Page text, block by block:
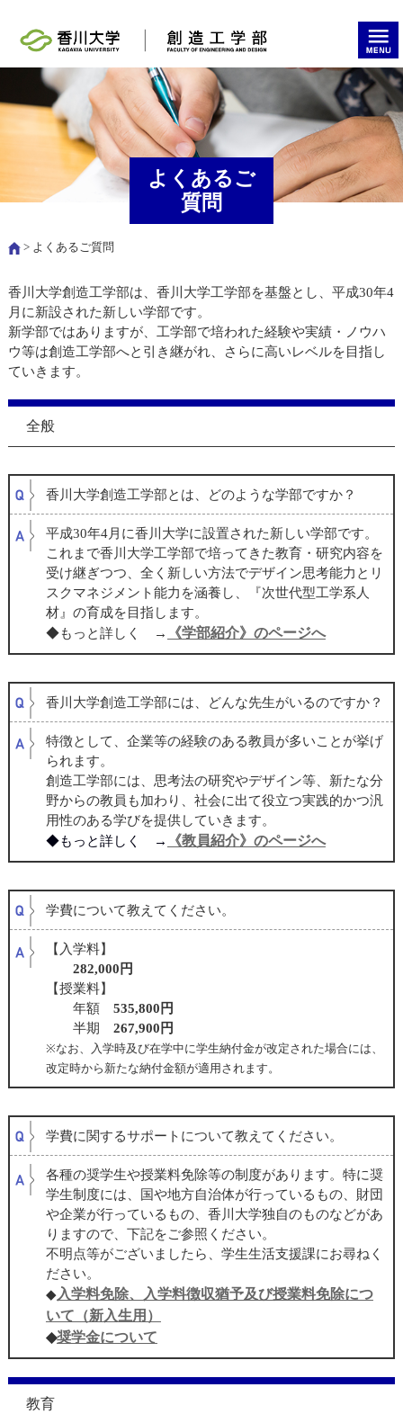
よくあるご
質問
> よくあるご質問
香川大学創造工学部は、香川大学工学部を基盤とし、平成30年4
月に新設された新しい学部です。
新学部ではありますが、工学部で培われた経験や実績・ノウハ
ウ等は創造工学部へと引き継がれ、さらに高いレベルを目指し
ていきます。
全般
香川大学創造工学部とは、どのような学部ですか？
平成30年4月に香川大学に設置された新しい学部です。
これまで香川大学工学部で培ってきた教育・研究内容を
受け継ぎつつ、全く新しい方法でデザイン思考能力とリ
スクマネジメント能力を涵養し、『次世代型工学系人
材』の育成を目指します。
◆もっと詳しく →
《学部紹介》のページへ
香川大学創造工学部には、どんな先生がいるのですか？
特徴として、企業等の経験のある教員が多いことが挙げ
られます。
創造工学部には、思考法の研究やデザイン等、新たな分
野からの教員も加わり、社会に出て役立つ実践的かつ汎
用性のある学びを提供していきます。
◆もっと詳しく →
《教員紹介》のページへ
学費について教えてください。
【入学料】
282,000円
【授業料】
年額 535,800円
半期 267,900円
※なお、入学時及び在学中に学生納付金が改定された場合には、
改定時から新たな納付金額が適用されます。
学費に関するサポートについて教えてください。
各種の奨学生や授業料免除等の制度があります。特に奨
学生制度には、国や地方自治体が行っているもの、財団
や企業が行っているもの、香川大学独自のものなどがあ
りますので、下記をご参照ください。
不明点等がございましたら、学生生活支援課にお尋ねく
ださい。
◆入学料免除、入学料徴収猶予及び授業料免除につ
いて（新入生用）
◆奨学金について
教育